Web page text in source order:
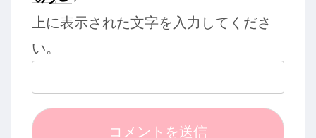
上に表示された文字を入力してくださ
い。